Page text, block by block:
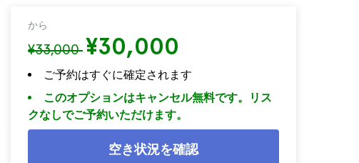
から
¥33,000¥30,000
ご予約はすぐに確定されます
このオプションはキャンセル無料です。リス
クなしでご予約いただけます。
空き状況を確認